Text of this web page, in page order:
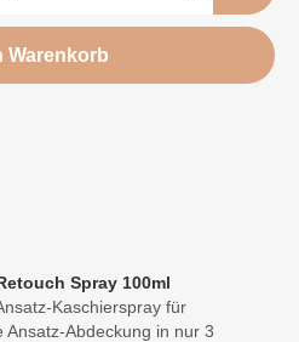
Warenkorb
Spray 100ml
Kaschierspray für
Abdeckung in nur 3